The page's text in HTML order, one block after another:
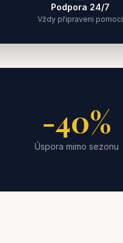
Podpora 24/7
Vždy připraveni pomoci
-40%
Úspora mimo sezonu